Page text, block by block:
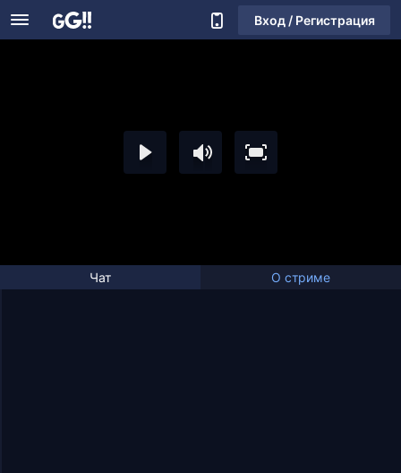
Вход / Регистрация
Чат О стриме